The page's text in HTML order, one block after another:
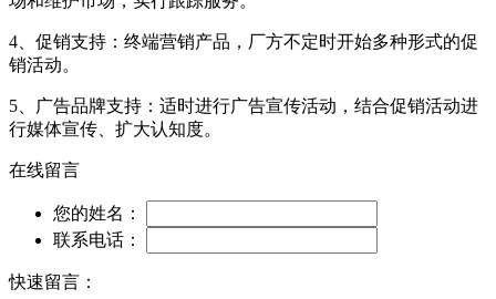
4、促销支持：终端营销产品，厂方不定时开始多种形式的促
销活动。
5、广告品牌支持：适时进行广告宣传活动，结合促销活动进
行媒体宣传、扩大认知度。
在线留言
您的姓名：
联系电话：
快速留言：